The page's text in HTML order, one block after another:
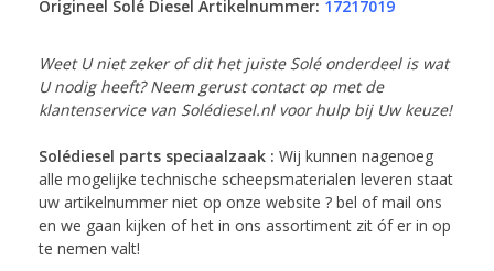
Origineel Solé Diesel Artikelnummer: 17217019
Weet U niet zeker of dit het juiste Solé onderdeel is wat
U nodig heeft? Neem gerust contact op met de
klantenservice van Solédiesel.nl voor hulp bij Uw keuze!
Solédiesel parts speciaalzaak : Wij kunnen nagenoeg
alle mogelijke technische scheepsmaterialen leveren staat
uw artikelnummer niet op onze website ? bel of mail ons
en we gaan kijken of het in ons assortiment zit óf er in op
te nemen valt!